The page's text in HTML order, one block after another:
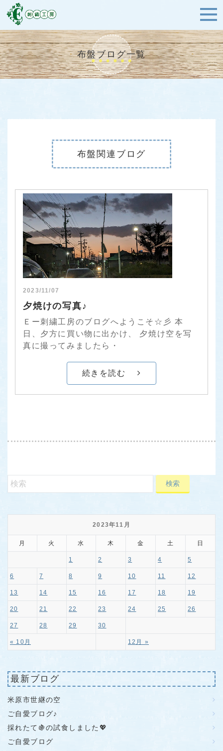
布盤ブログ一覧
布盤関連ブログ
2023/11/07
夕焼けの写真♪
Ｅー刺繍工房のブログへようこそ☆彡 本
日、夕方に買い物に出かけ、 夕焼け空を写
真に撮ってみましたら・
続きを読む
2023年11月
月 火 水 木 金 土 日
« 10月 12月 »
1 2 3 4 5
6 7 8 9 10 11 12
13 14 15 16 17 18 19
20 21 22 23 24 25 26
27 28 29 30
最新ブログ
米原市世継の空
ご自愛ブログ♪
採れたて🍇の試食しました💖
ご自愛ブログ